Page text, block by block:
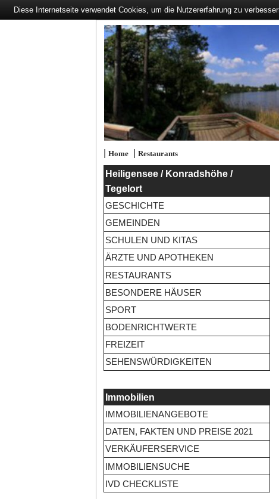
| Home| Restaurants
Heiligensee / Konradshöhe /
Tegelort
GESCHICHTE
GEMEINDEN
SCHULEN UND KITAS
ÄRZTE UND APOTHEKEN
RESTAURANTS
BESONDERE HÄUSER
SPORT
BODENRICHTWERTE
FREIZEIT
SEHENSWÜRDIGKEITEN
Immobilien
IMMOBILIENANGEBOTE
DATEN, FAKTEN UND PREISE 2021
VERKÄUFERSERVICE
IMMOBILIENSUCHE
IVD CHECKLISTE
Diese Internetseite verwendet Cookies, um die Nutzererfahrung zu